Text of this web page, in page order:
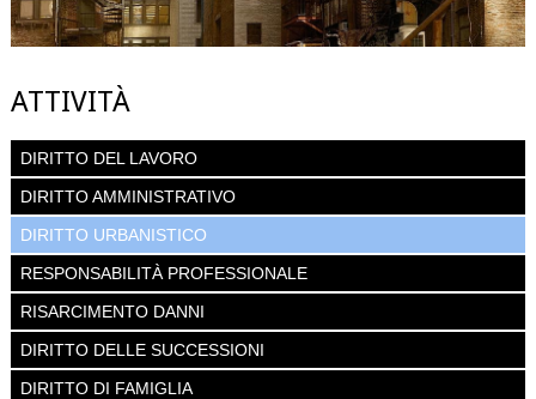
ATTIVITÀ
DIRITTO DEL LAVORO
DIRITTO AMMINISTRATIVO
DIRITTO URBANISTICO
RESPONSABILITÀ PROFESSIONALE
RISARCIMENTO DANNI
DIRITTO DELLE SUCCESSIONI
DIRITTO DI FAMIGLIA